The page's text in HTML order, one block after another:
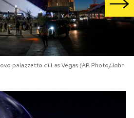
palazzetto di Las Vegas (AP Photo/John